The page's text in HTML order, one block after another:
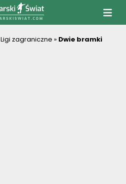
PiłkarskiSwiat.com
Ligi zagraniczne » Dwie bramki